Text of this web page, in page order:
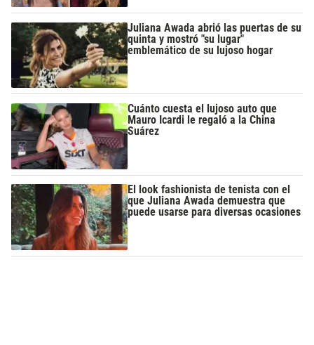
Juliana Awada abrió las puertas de su
quinta y mostró "su lugar"
emblemático de su lujoso hogar
Cuánto cuesta el lujoso auto que
Mauro Icardi le regaló a la China
Suárez
El look fashionista de tenista con el
que Juliana Awada demuestra que
puede usarse para diversas ocasiones